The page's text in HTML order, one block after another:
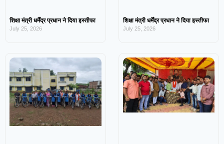
शिक्षा मंत्री धर्मेंद्र प्रधान ने दिया इस्तीफा
July 25, 2026
शिक्षा मंत्री धर्मेंद्र प्रधान ने दिया इस्तीफा
July 25, 2026